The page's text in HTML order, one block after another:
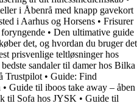
i Åbenrå med knapp gavekort
i Aarhus og Horsens • Frisurer
• Den ultimative guide
det, og hvordan du bruger det
prisvenlige teltløsninger hos
sandaler til damer hos Bilka
Trustpilot • Guide: Find
• Guide til iboos take away – åben
til Sofa hos JYSK • Guide til